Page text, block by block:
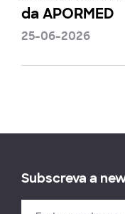
da APORMED
25-06-2026
Subscreva a